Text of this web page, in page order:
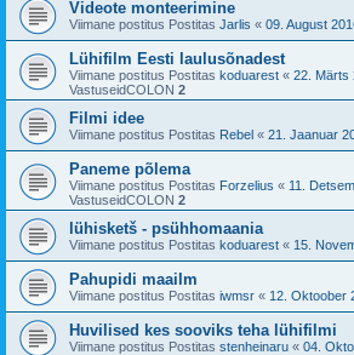
Videote monteerimine
Viimane postitus Postitas Jarlis « 09. August
Lühifilm Eesti laulusõnadest
Viimane postitus Postitas koduarest « 22. Märts
VastuseidCOLON 2
Filmi idee
Viimane postitus Postitas Rebel « 21. Jaanuar
Paneme põlema
Viimane postitus Postitas Forzelius « 11.
VastuseidCOLON 2
lühisketš - psühhomaania
Viimane postitus Postitas koduarest « 15.
Pahupidi maailm
Viimane postitus Postitas iwmsr « 12. Oktoober
Huvilised kes sooviks teha lühifilmi
Viimane postitus Postitas stenheinaru « 04.